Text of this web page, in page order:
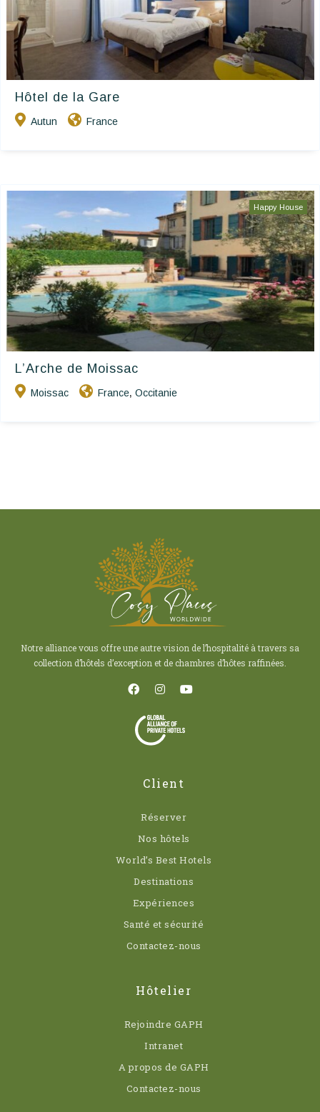
Hôtel de la Gare
Autun France
Happy House
L’Arche de Moissac
Moissac France, Occitanie
Notre alliance vous offre une autre vision de l’hospitalité à travers sa
collection d’hôtels d’exception et de chambres d’hôtes raffinées.
Client
Réserver
Nos hôtels
World’s Best Hotels
Destinations
Expériences
Santé et sécurité
Contactez-nous
Hôtelier
Rejoindre GAPH
Intranet
A propos de GAPH
Contactez-nous